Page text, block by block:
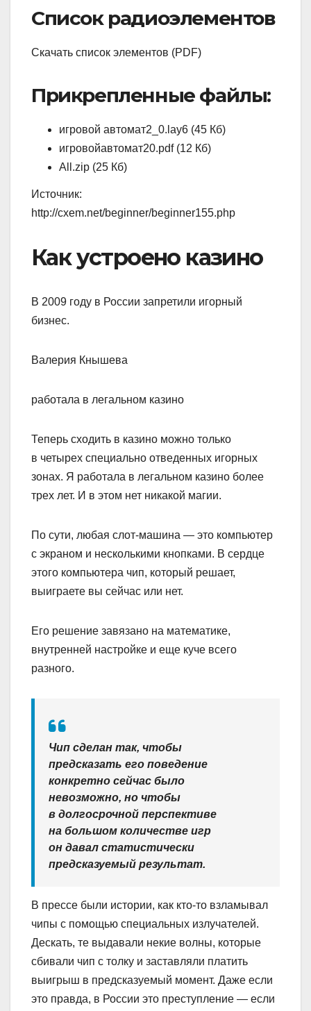
Список радиоэлементов
Скачать список элементов (PDF)
Прикрепленные файлы:
игровой автомат2_0.lay6 (45 Кб)
игровойавтомат20.pdf (12 Кб)
All.zip (25 Кб)
Источник:
http://cxem.net/beginner/beginner155.php
Как устроено казино
В 2009 году в России запретили игорный
бизнес.
Валерия Кнышева
работала в легальном казино
Теперь сходить в казино можно только
в четырех специально отведенных игорных
зонах. Я работала в легальном казино более
трех лет. И в этом нет никакой магии.
По сути, любая слот-машина — это компьютер
с экраном и несколькими кнопками. В сердце
этого компьютера чип, который решает,
выиграете вы сейчас или нет.
Его решение завязано на математике,
внутренней настройке и еще куче всего
разного.
Чип сделан так, чтобы
предсказать его поведение
конкретно сейчас было
невозможно, но чтобы
в долгосрочной перспективе
на большом количестве игр
он давал статистически
предсказуемый результат.
В прессе были истории, как кто-то взламывал
чипы с помощью специальных излучателей.
Дескать, те выдавали некие волны, которые
сбивали чип с толку и заставляли платить
выигрыш в предсказуемый момент. Даже если
это правда, в России это преступление — если